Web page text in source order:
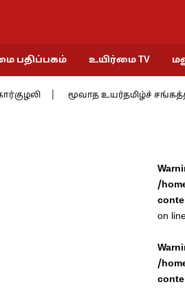
பதிப்பகம் உயிர்மை TV
மூவாத உயர்தமிழ்ச் சங்கத்தில் 9
/
on
/